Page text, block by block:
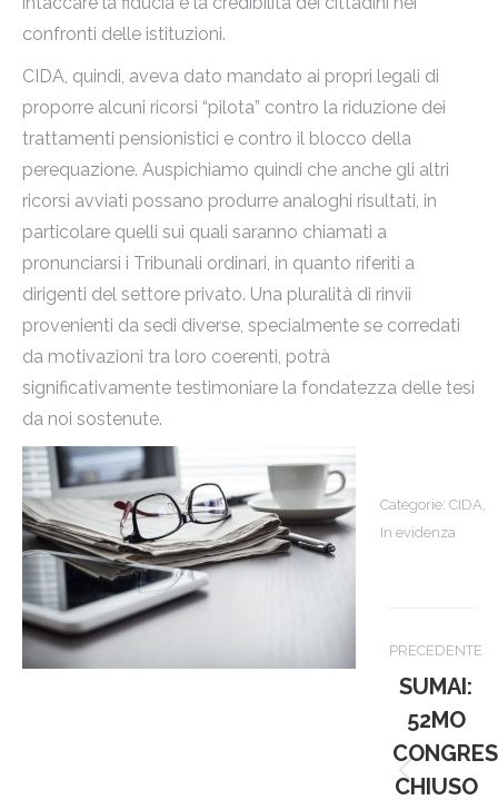
confronti delle istituzioni.
CIDA, quindi, aveva dato mandato ai propri legali di
proporre alcuni ricorsi “pilota” contro la riduzione dei
trattamenti pensionistici e contro il blocco della
perequazione. Auspichiamo quindi che anche gli altri
ricorsi avviati possano produrre analoghi risultati, in
particolare quelli sui quali saranno chiamati a
pronunciarsi i Tribunali ordinari, in quanto riferiti a
dirigenti del settore privato. Una pluralità di rinvii
provenienti da sedi diverse, specialmente se corredati
da motivazioni tra loro coerenti, potrà
significativamente testimoniare la fondatezza delle tesi
da noi sostenute.
Categorie: CIDA
In evidenza
Naviga
tra
PRECEDENTE
Post
SUMAI:
52MO
CHIUSO